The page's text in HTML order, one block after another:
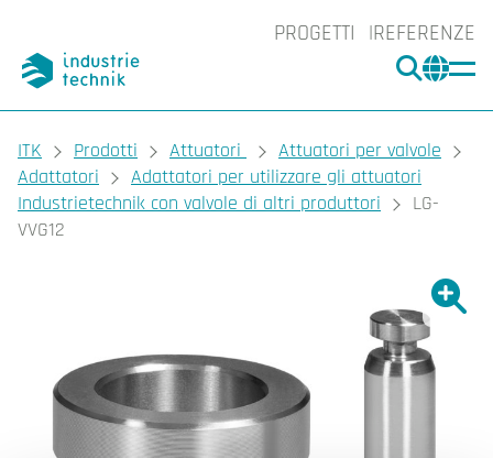
PROGETTI REFERENZE
CERCA
You are here:
ITK Prodotti Attuatori
Attuatori per valvole
Adattatori
Adattatori per utilizzare gli attuatori
Industrietechnik con valvole di altri produttori
LG-
VVG12